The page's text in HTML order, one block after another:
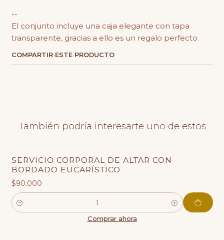
--
El conjunto incluye una caja elegante con tapa
transparente, gracias a ello es un regalo perfecto.
COMPARTIR ESTE PRODUCTO
También podría interesarte uno de estos
SERVICIO CORPORAL DE ALTAR CON
BORDADO EUCARÍSTICO
$90.000
Cantidad
Comprar ahora